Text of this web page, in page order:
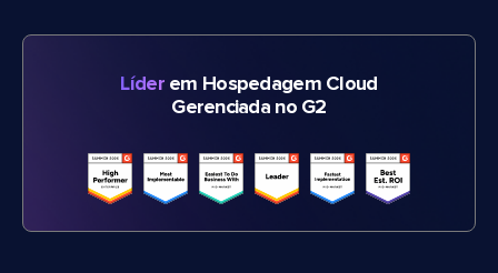
Líderem Hospedagem Cloud
Gerenciada no G2